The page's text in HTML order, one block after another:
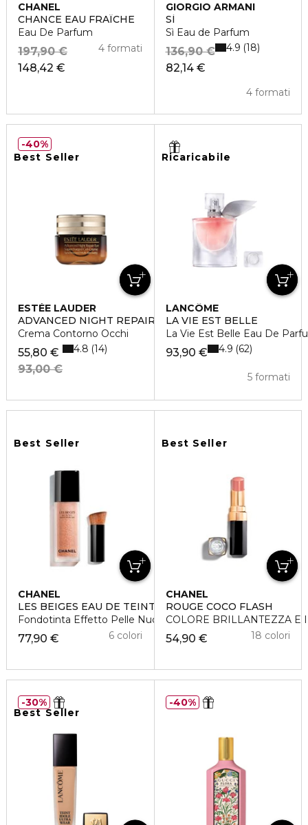
CHANEL
CHANCE EAU FRAÎCHE
Eau De Parfum
148,42 €
197,90 € 4 formati
GIORGIO ARMANI
SÌ
Sì Eau de Parfum
82,14 €
136,90 €
4 formati
4.9 18
Best Seller
ESTÉE LAUDER
ADVANCED NIGHT REPAIR EYE GEL CREAM
Crema Contorno Occhi
55,80 €
93,00 €
4.8 14
40%
Ricaricabile
LANCÔME
LA VIE EST BELLE
La Vie Est Belle Eau De
93,90 €
5 formati
4.9 62
Best Seller
CHANEL
LES BEIGES EAU DE TEINT
Fondotinta Effetto Pelle Nuda
77,90 € 6 colori
Best Seller
CHANEL
ROUGE COCO FLASH
COLORE BRILLANTEZZA E
54,90 € 18 colori
Best Seller
30% 40%